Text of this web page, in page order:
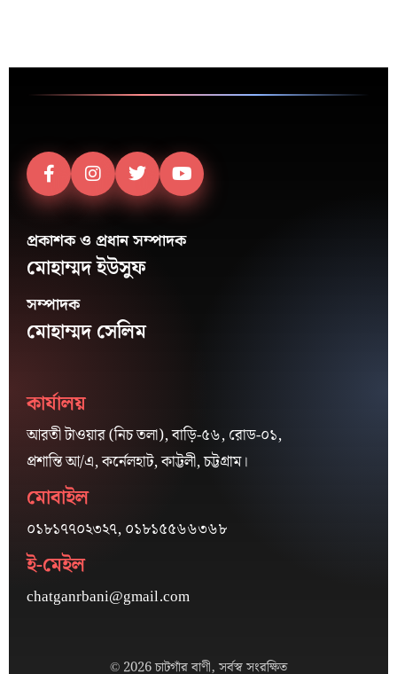
প্রকাশক ও প্রধান সম্পাদক
মোহাম্মদ ইউসুফ
সম্পাদক
মোহাম্মদ সেলিম
কার্যালয়
আরতী টাওয়ার (নিচ তলা), বাড়ি-৫৬, রোড-০১,
প্রশান্তি আ/এ, কর্নেলহাট, কাট্টলী, চট্টগ্রাম।
মোবাইল
০১৮১৭৭০২৩২৭, ০১৮১৫৫৬৬৩৬৮
ই-মেইল
chatganrbani@gmail.com
© 2026 চাটগাঁর বাণী, সর্বস্ব সংরক্ষিত